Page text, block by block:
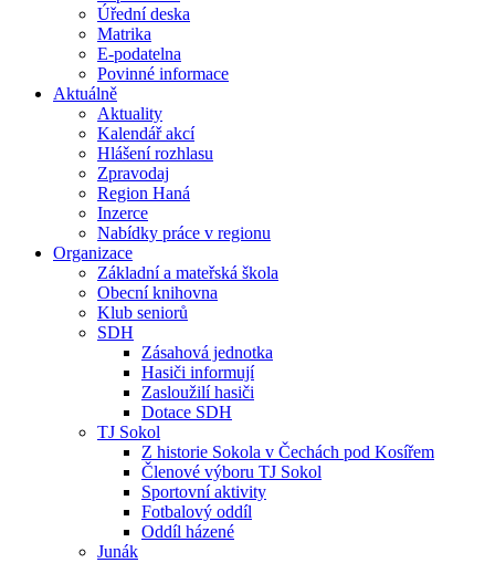
Úřední deska
Matrika
E-podatelna
Povinné informace
Aktuálně
Aktuality
Kalendář akcí
Hlášení rozhlasu
Zpravodaj
Region Haná
Inzerce
Nabídky práce v regionu
Organizace
Základní a mateřská škola
Obecní knihovna
Klub seniorů
SDH
Zásahová jednotka
Hasiči informují
Zasloužilí hasiči
Dotace SDH
TJ Sokol
Z historie Sokola v Čechách pod Kosířem
Členové výboru TJ Sokol
Sportovní aktivity
Fotbalový oddíl
Oddíl házené
Junák